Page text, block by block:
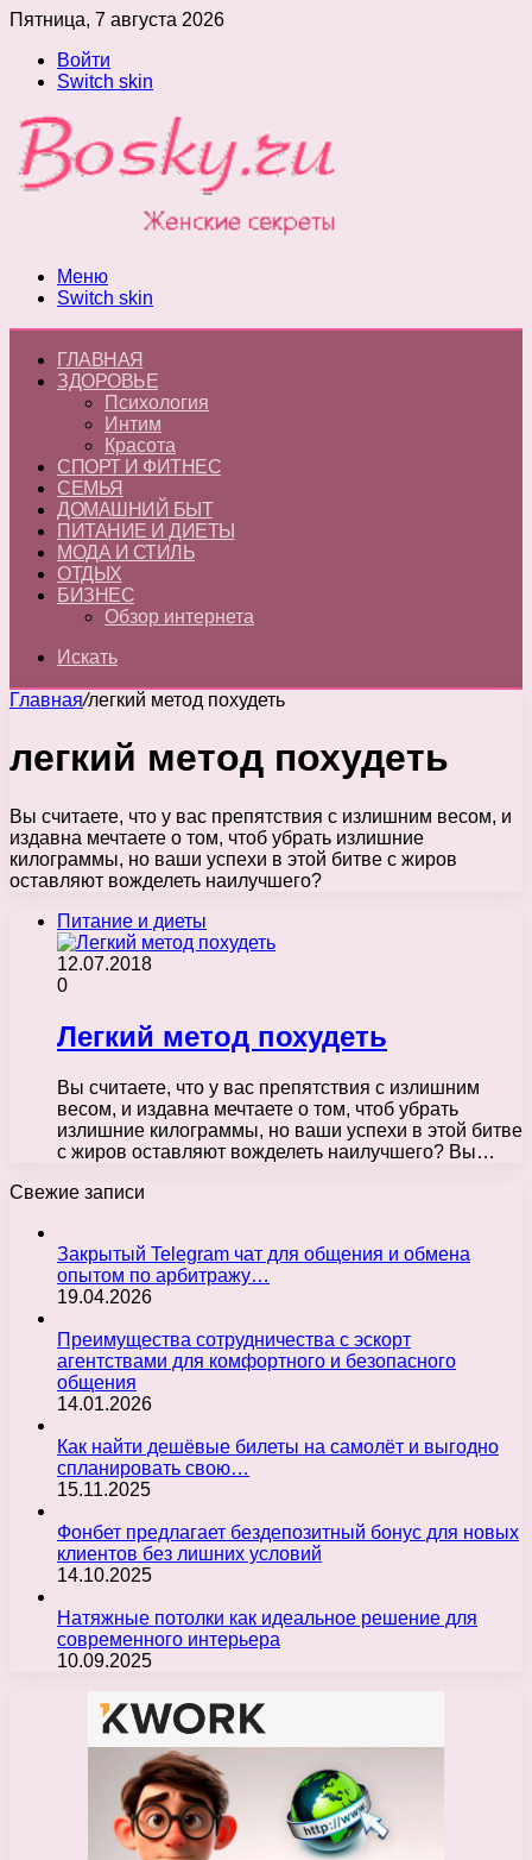
Пятница, 7 августа 2026
Войти
Switch skin
Меню
Switch skin
ГЛАВНАЯ
ЗДОРОВЬЕ
Психология
Интим
Красота
СПОРТ И ФИТНЕС
СЕМЬЯ
ДОМАШНИЙ БЫТ
ПИТАНИЕ И ДИЕТЫ
МОДА И СТИЛЬ
ОТДЫХ
БИЗНЕС
Обзор интернета
Искать
Главная/легкий метод похудеть
легкий метод похудеть
Вы считаете, что у вас препятствия с излишним весом, и
издавна мечтаете о том, чтоб убрать излишние
килограммы, но ваши успехи в этой битве с жиров
оставляют вожделеть наилучшего?
Питание и диеты
12.07.2018
0
Легкий метод похудеть
Вы считаете, что у вас препятствия с излишним
весом, и издавна мечтаете о том, чтоб убрать
излишние килограммы, но ваши успехи в этой битве
с жиров оставляют вожделеть наилучшего? Вы…
Свежие записи
Закрытый Telegram чат для общения и обмена
опытом по арбитражу…
19.04.2026
Преимущества сотрудничества с эскорт
агентствами для комфортного и безопасного
общения
14.01.2026
Как найти дешёвые билеты на самолёт и выгодно
спланировать свою…
15.11.2025
Фонбет предлагает бездепозитный бонус для новых
клиентов без лишних условий
14.10.2025
Натяжные потолки как идеальное решение для
современного интерьера
10.09.2025